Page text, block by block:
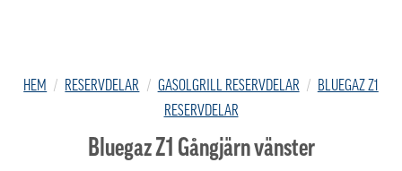
HEM / RESERVDELAR / GASOLGRILL RESERVDELAR / BLUEGAZ Z1
RESERVDELAR
Bluegaz Z1 Gångjärn vänster